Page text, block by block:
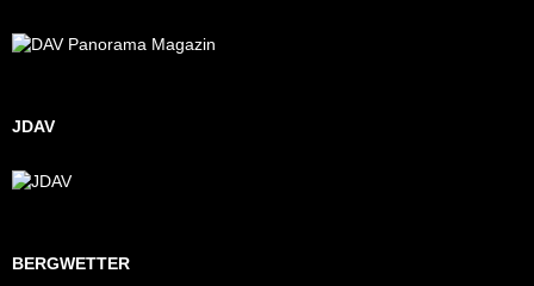
JDAV
BERGWETTER